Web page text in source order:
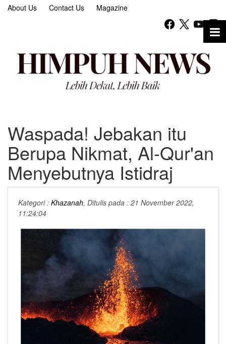
About Us Contact Us Magazine
Waspada! Jebakan itu
Berupa Nikmat, Al-Qur'an
Menyebutnya Istidraj
Kategori : Khazanah, Ditulis pada : 21 November 2022,
11:24:04